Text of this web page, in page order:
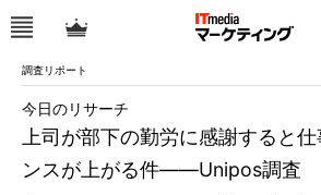
調査リポート
上司が部下の勤労に感謝すると
ンスが上がる件――Unipos調査
今日のリサーチ